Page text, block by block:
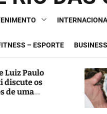
– ESPORTE
Luiz Paulo
discute os
de uma